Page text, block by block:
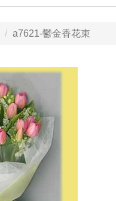
a7621-鬱金香花束